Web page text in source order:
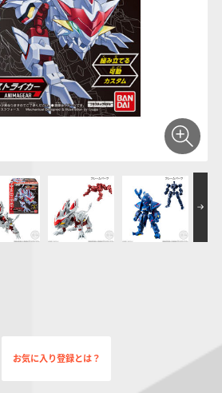
ガンダムシリーズ
ポケットモンスター
アンパンマン
サンリオキャラクタ
ーズ
にふぉるめーしょん
＆スクエアシール
SMPシリーズ
ポケモンスケールワ
ールド
キャラデコ
お気に入り登録とは？